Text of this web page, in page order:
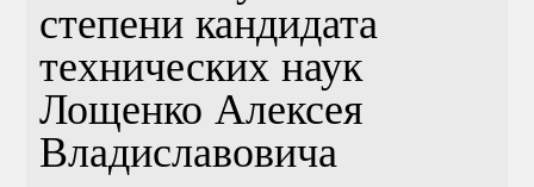
степени кандидата
технических наук
Лощенко Алексея
Владиславовича